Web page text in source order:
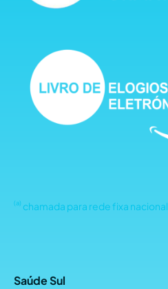
(a) chamada para rede fixa nacional
Saúde Sul